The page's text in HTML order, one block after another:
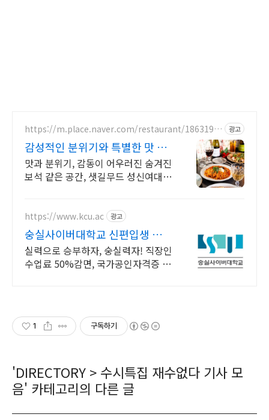
https://m.place.naver.com/restaurant/1863199
광고
감성적인 분위기와 특별한 맛 데
이트를 위한 특별한 공간
맛과 분위기, 감동이 어우러진 숨겨진
보석 같은 공간, 샛길무드 성신여대점
https://www.kcu.ac 광고
숭실사이버대학교 신편입생 모집
중!
실력으로 승부하자, 숭실력자! 직장인
수업료 50%감면, 국가공인자격증 취
1 구독하기
'DIRECTORY > 수시특집 재수없다 기사 모
음' 카테고리의 다른 글